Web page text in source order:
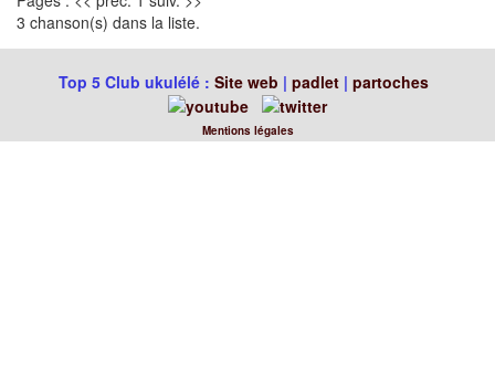
3 chanson(s) dans la liste.
Top 5 Club ukulélé : Site web | padlet | partoches
Mentions légales